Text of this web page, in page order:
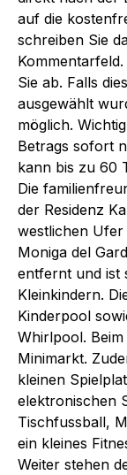
auf die
schreiben Sie
Sie ab. Falls
ausgewählt
möglich.
Betrags sofort
kann bis zu 60
Die
der Residenz
westlichen Ufer
Moniga del
entfernt und ist
Kleinkindern.
Kinderpool
Whirlpool.
Minimarkt.
kleinen
elektronischen
Tischfussball,
ein kleines
Weiter stehen